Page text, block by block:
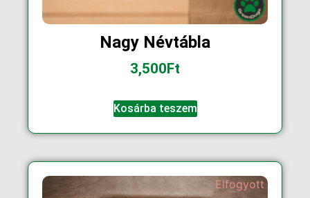
Nagy Névtábla
3,500Ft
Kosárba teszem
Elfogyott